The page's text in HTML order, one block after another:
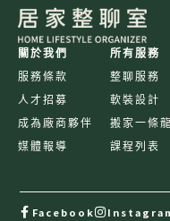
關於我們
服務條款
人才招募
成為廠商夥伴
媒體報導
所有服務
整聊服務
軟裝設計
搬家一條龍
課程列表
Facebook